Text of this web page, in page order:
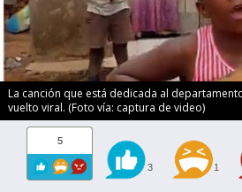
La canción que está dedicada al
vuelto viral. (Foto vía: captura de video)
5
3 1